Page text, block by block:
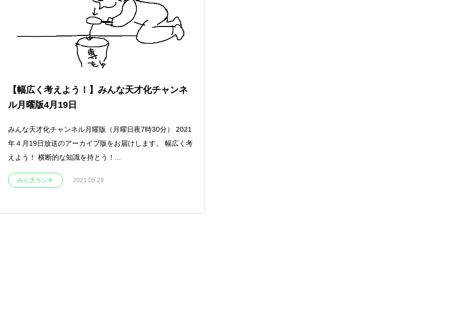
【幅広く考えよう！】みんな天才化チャンネ
ル月曜版4月19日
みんな天才化チャンネル月曜版（月曜日夜7時30分） 2021
年４月19日放送のアーカイブ版をお届けします。 幅広く考
えよう！ 横断的な知識を持とう！...
みん天ラジオ 2021.05.28